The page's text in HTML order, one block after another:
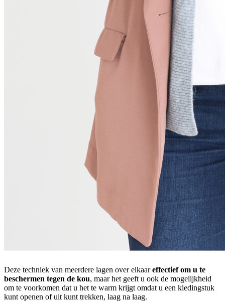
Deze techniek van meerdere lagen over elkaareffectief om u te
beschermen tegen de kou, maar het geeft u ook de mogelijkheid
om te voorkomen dat u het te warm krijgt omdat u een kledingstuk
kunt openen of uit kunt trekken, laag na laag.